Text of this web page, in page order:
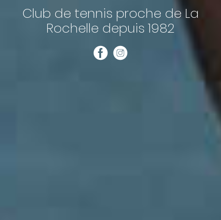
Club de tennis proche de La
Rochelle depuis 1982